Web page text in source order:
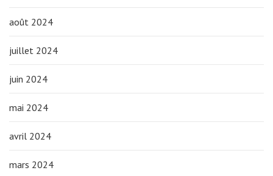
août 2024
juillet 2024
juin 2024
mai 2024
avril 2024
mars 2024